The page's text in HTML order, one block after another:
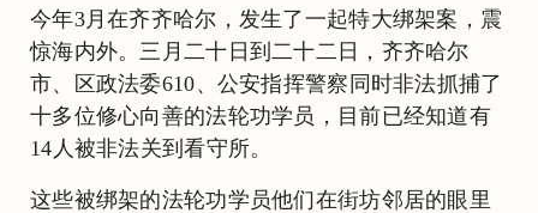
今年3月在齐齐哈尔，发生了一起特大绑架案，震
惊海内外。三月二十日到二十二日，齐齐哈尔
市、区政法委610、公安指挥警察同时非法抓捕了
十多位修心向善的法轮功学员，目前已经知道有
14人被非法关到看守所。
这些被绑架的法轮功学员他们在街坊邻居的眼里